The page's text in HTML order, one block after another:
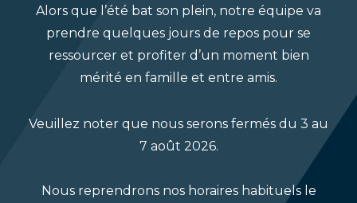
À titre d’agente immobilière locale, je
vends des maisons neuves depuis des
années et j’ai toujours constaté que les
Accurate Stairs comme fournisseur de
préférence pour la production
venu pour moi de construire notre
Alors que l’été bat son plein, notre équipe va
prendre quelques jours de repos pour se
ressourcer et profiter d’un moment bien
mérité en famille et entre amis.
Veuillez noter que nous serons fermés du 3 au
7 août 2026.
Nous reprendrons nos horaires habituels le